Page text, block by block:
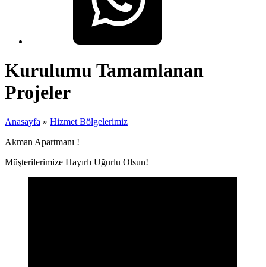
Kurulumu Tamamlanan
Projeler
Anasayfa » Hizmet Bölgelerimiz
Akman Apartmanı !
Müşterilerimize Hayırlı Uğurlu Olsun!